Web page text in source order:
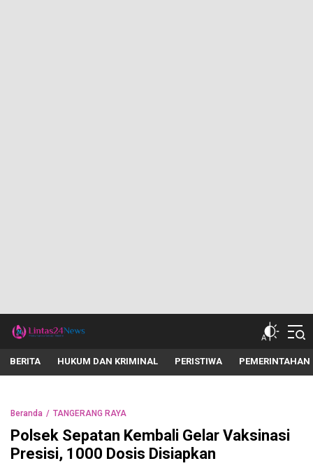
lintas24news.com
Menyingkap Setiap Realita
BERITA HUKUM DAN KRIMINAL PERISTIWA PEMERINTAHAN
Beranda TANGERANG RAYA
Polsek Sepatan Kembali Gelar Vaksinasi
Presisi, 1000 Dosis Disiapkan